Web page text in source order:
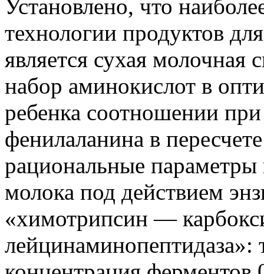
Установлено, что
технологии продуктов
является сухая
набор аминокислот в
ребенка соотношении
фенилаланина в
рациональные параметры
молока под действием
«химотрипсин —
лейцинаминопептидаза»: